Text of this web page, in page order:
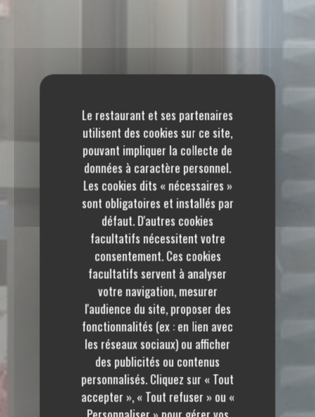
Le restaurant et ses partenaires
utilisent des cookies sur ce site,
pouvant impliquer la collecte de
données à caractère personnel.
Les cookies dits « nécessaires »
sont obligatoires et installés par
défaut. D'autres cookies
facultatifs nécessitent votre
consentement. Ces cookies
facultatifs servent à analyser
votre navigation, mesurer
l'audience du site, proposer des
fonctionnalités (ex : en lien avec
les réseaux sociaux) ou afficher
des publicités ou contenus
personnalisés. Cliquez sur « Tout
accepter », « Tout refuser » ou «